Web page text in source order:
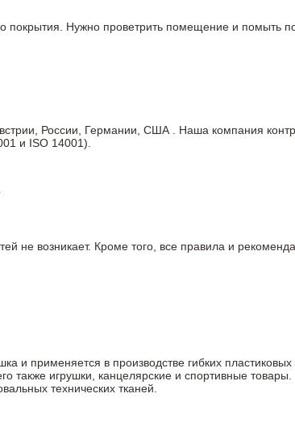
покрытия. Нужно проветрить помещение и
России, Германии, США . Наша компания
и ISO 14001).
не возникает. Кроме того, все правила и
и применяется в производстве гибких
также игрушки, канцелярские и спортивные
технических тканей.